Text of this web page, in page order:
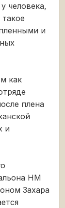
человека,
и
как
плена
и
НМ
Захара